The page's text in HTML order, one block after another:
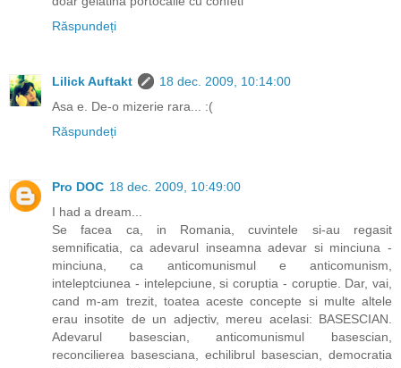
Răspundeți
Lilick Auftakt
18 dec. 2009, 10:14:00
Asa e. De-o mizerie rara... :(
Răspundeți
Pro DOC 18 dec. 2009, 10:49:00
I had a dream...
Se facea ca, in Romania, cuvintele si-au regasit
semnificatia, ca adevarul inseamna adevar si minciuna -
minciuna, ca anticomunismul e anticomunism,
inteleptciunea - intelepciune, si coruptia - coruptie. Dar, vai,
cand m-am trezit, toatea aceste concepte si multe altele
erau insotite de un adjectiv, mereu acelasi: BASESCIAN.
Adevarul basescian, anticomunismul basescian,
reconcilierea basesciana, echilibrul basescian, democratia